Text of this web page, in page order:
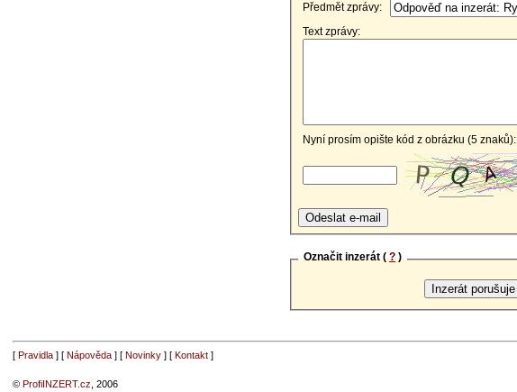
Předmět zprávy:
Text zprávy:
Nyní prosím opište kód z obrázku (5 znaků):
Označit inzerát (?)
[ Pravidla] [ Nápověda] [ Novinky] [ Kontakt]
© ProfiINZERT.cz , 2006